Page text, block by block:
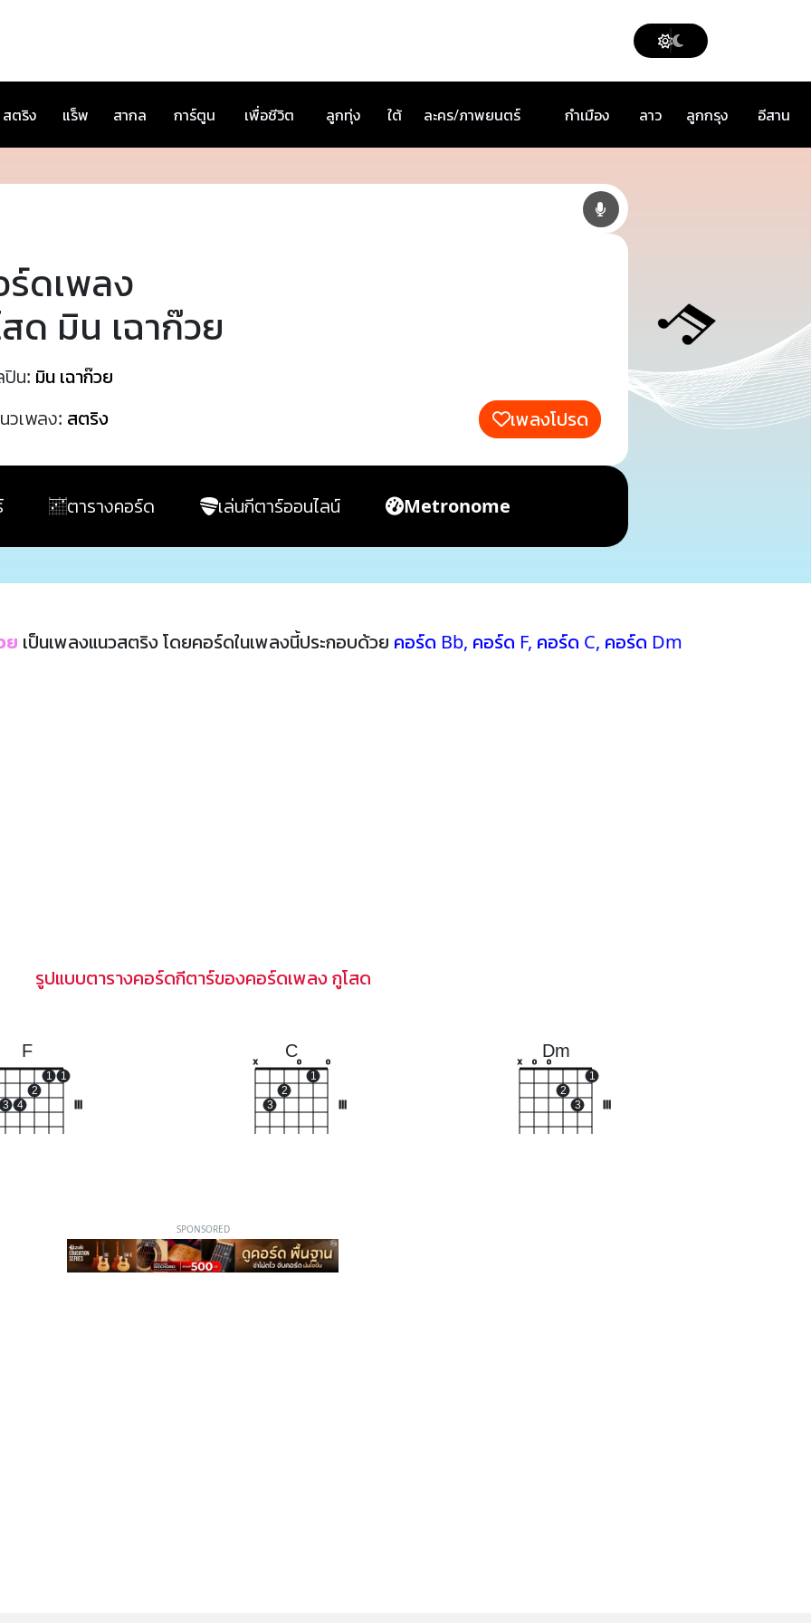
สตริง แร็พ สากล การ์ตูน เพื่อชีวิต ลูกทุ่ง ใต้ ละคร/ภาพยนตร์ กำเมือง ลาว ลูกกรุง อีสาน
ร์ดเพลง
ด มิน เฉาก๊วย
ปิน: มิน เฉาก๊วย
วเพลง: สตริง เพลงโปรด
ตารางคอร์ด เล่นกีตาร์ออนไลน์ Metronome
ย เป็นเพลงแนวสตริง โดยคอร์ดในเพลงนี้ประกอบด้วย คอร์ด Bb, คอร์ด F, คอร์ด C, คอร์ด Dm
รูปแบบตารางคอร์ดกีตาร์ของคอร์ดเพลง กูโสด
F
3 4
2
1 1
C
x
3
2
o
1
o
Dm
x o o
2
3
1
SPONSORED